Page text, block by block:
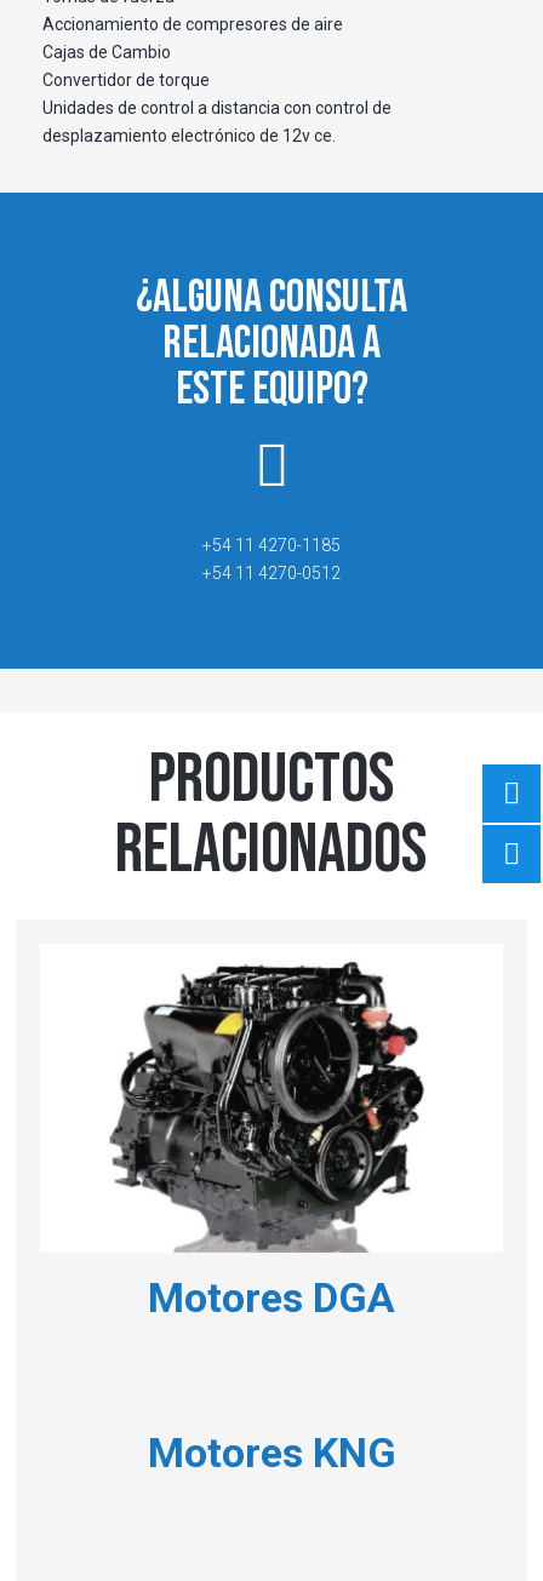
Accionamiento de compresores de aire
Cajas de Cambio
Convertidor de torque
Unidades de control a distancia con control de
desplazamiento electrónico de 12v ce.
¿ALGUNA CONSULTA
RELACIONADA A
ESTE EQUIPO?
+54 11 4270-1185
+54 11 4270-0512
PRODUCTOS
RELACIONADOS
Motores DGA
Motores KNG